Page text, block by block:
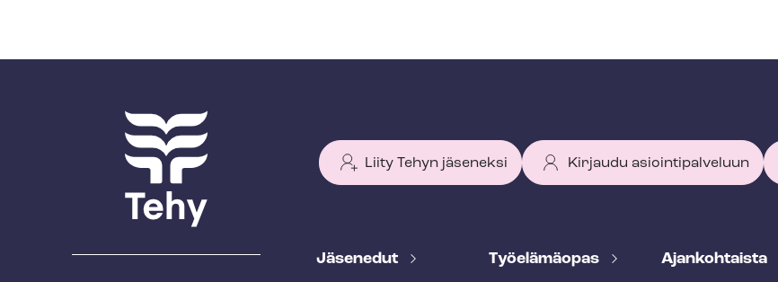
Liity Tehyn jäseneksi Kirjaudu asiointipalveluun
T
Jäsenedut Työelämäopas Ajankohtaista